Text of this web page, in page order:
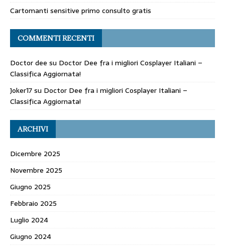
Cartomanti sensitive primo consulto gratis
COMMENTI RECENTI
Doctor dee su Doctor Dee fra i migliori Cosplayer Italiani –
Classifica Aggiornata!
Joker17su Doctor Dee fra i migliori Cosplayer Italiani –
Classifica Aggiornata!
ARCHIVI
Dicembre 2025
Novembre 2025
Giugno 2025
Febbraio 2025
Luglio 2024
Giugno 2024